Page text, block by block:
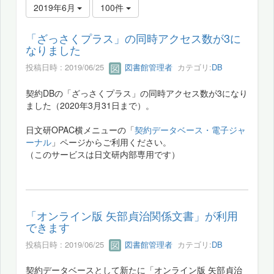
2019年6月 100件
「ざっさくプラス」の同時アクセス数が3に
なりました
投稿日時 : 2019/06/25 図書館管理者 カテゴリ:DB
契約DBの「ざっさくプラス」の同時アクセス数が3になり
ました（2020年3月31日まで）。
日文研OPAC横メニューの「契約データベース・電子ジャ
ーナル 」ページからご利用ください。
（このサービスは日文研内部専用です）
「オンライン版 矢部貞治関係文書」が利用
できます
投稿日時 : 2019/06/25 図書館管理者 カテゴリ:DB
契約データベースとして新たに「オンライン版 矢部貞治